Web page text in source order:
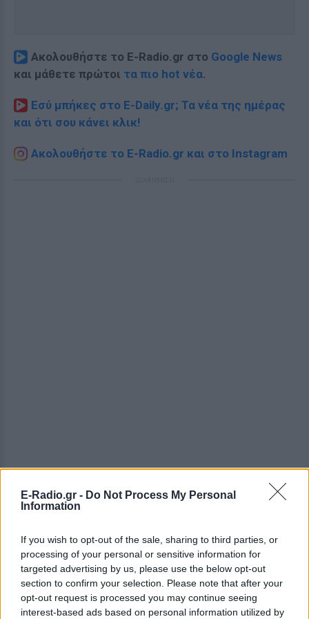
E-Radio.gr - Do Not Process My Personal
Information
If you wish to opt-out of the sale, sharing to third parties, or
processing of your personal or sensitive information for
targeted advertising by us, please use the below opt-out
section to confirm your selection. Please note that after your
opt-out request is processed you may continue seeing
interest-based ads based on personal information utilized by
Ακολουθήστε το E-Radio.gr στο Google News
και μάθετε πρώτοι τα πιο hot νέα.
Εσύ μπήκες στο E-Daily.gr; Τα νέα της ημέρας
και ότι σου κάνει κλικ!
Ακολουθήστε το E-Radio.gr και στο Instagram
ΔΕΙΤΕ ΕΠΙΣΗΣ
ΣΤΗΝ ΙΔΙΑ ΚΑΤΗΓΟΡΙΑ
Μέσα σε αυτό το σπήλαιο θα
περπατήσεις κυριολεκτικά
μέσα στο νερό – Η εμπειρία